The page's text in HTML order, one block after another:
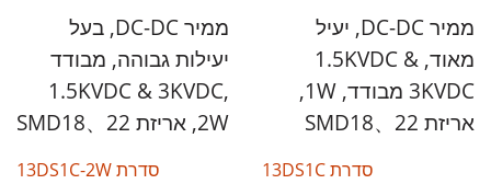
ממיר DC-DC, יעיל
מאוד, 1.5KVDC &
3KVDC מבודד, 1W,
אריזת SMD18、22
סדרת 13DS1C
ממיר DC-DC, בעל
יעילות גבוהה, מבודד
1.5KVDC & 3KVDC,
2W, אריזת SMD18、22
סדרת 13DS1C-2W